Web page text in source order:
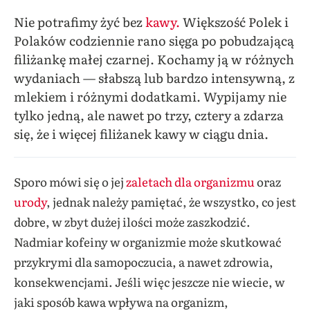
Nie potrafimy żyć bezkawy.Większość Polek i
Polaków codziennie rano sięga po pobudzającą
filiżankę małej czarnej. Kochamy ją w różnych
wydaniach — słabszą lub bardzo intensywną, z
mlekiem i różnymi dodatkami. Wypijamy nie
tylko jedną, ale nawet po trzy, cztery a zdarza
się, że i więcej filiżanek kawy w ciągu dnia.
Sporo mówi się o jejzaletach dla organizmuoraz
urody, jednak należy pamiętać, że wszystko, co jest
dobre, w zbyt dużej ilości może zaszkodzić.
Nadmiar kofeiny w organizmie może skutkować
przykrymi dla samopoczucia, a nawet zdrowia,
konsekwencjami. Jeśli więc jeszcze nie wiecie, w
jaki sposób kawa wpływa na organizm,